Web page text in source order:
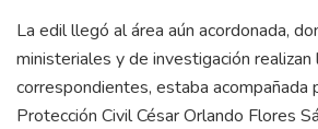
La edil llegó al área aún acordonada,
ministeriales y de investigación
correspondientes, estaba acompañada
Protección Civil César Orlando Flores